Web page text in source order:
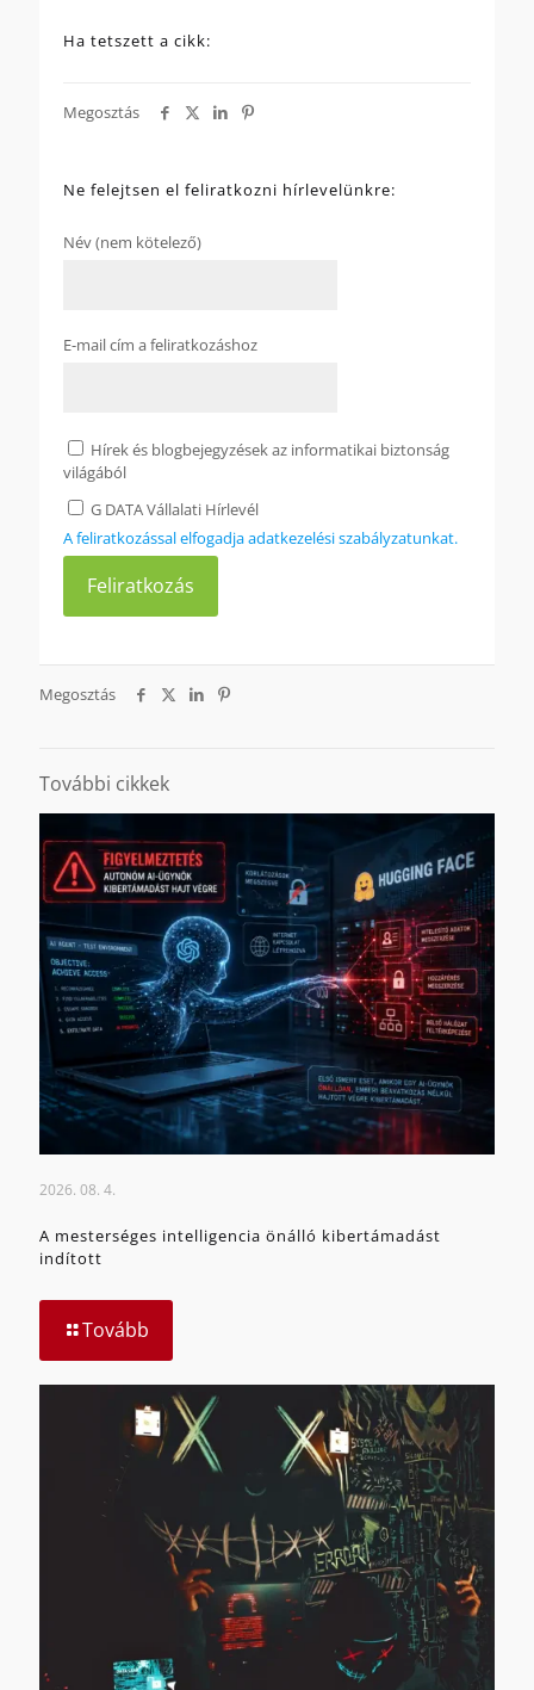
Ha tetszett a cikk:
Megosztás
Ne felejtsen el feliratkozni hírlevelünkre:
Név (nem kötelező)
E-mail cím a feliratkozáshoz
Hírek és blogbejegyzések az informatikai biztonság
világából
G DATA Vállalati Hírlevél
A feliratkozással elfogadja adatkezelési szabályzatunkat.
Megosztás
További cikkek
2026. 08. 4.
A mesterséges intelligencia önálló kibertámadást
indított
Tovább